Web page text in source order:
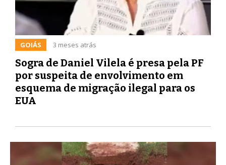
GOIÁS 3 meses atrás
Sogra de Daniel Vilela é presa pela PF
por suspeita de envolvimento em
esquema de migração ilegal para os
EUA